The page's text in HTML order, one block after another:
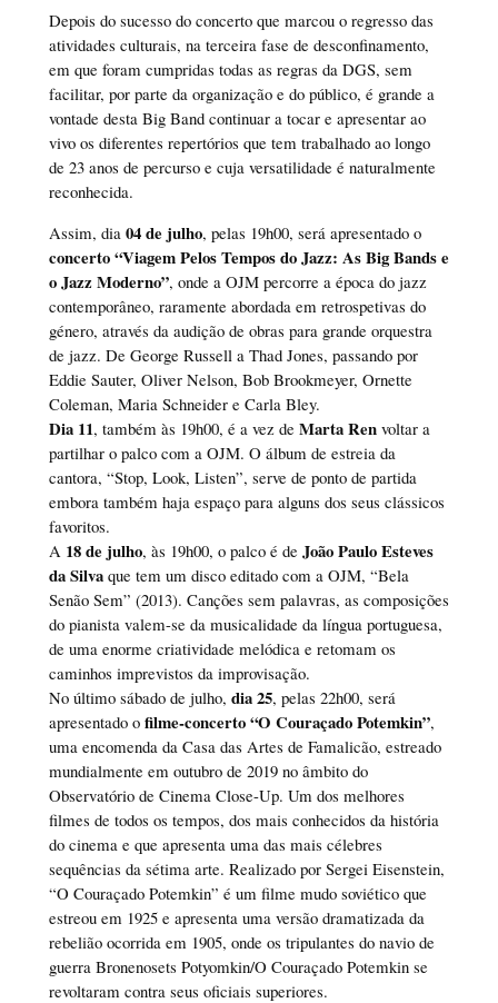
Depois do sucesso do concerto que marcou o regresso das
atividades culturais, na terceira fase de desconfinamento,
em que foram cumpridas todas as regras da DGS, sem
facilitar, por parte da organização e do público, é grande a
vontade desta Big Band continuar a tocar e apresentar ao
vivo os diferentes repertórios que tem trabalhado ao longo
de 23 anos de percurso e cuja versatilidade é naturalmente
reconhecida.
Assim, dia 04 de julho, pelas 19h00, será apresentado o
concerto “Viagem Pelos Tempos do Jazz: As Big Bands e
o Jazz Moderno”, onde a OJM percorre a época do jazz
contemporâneo, raramente abordada em retrospetivas do
género, através da audição de obras para grande orquestra
de jazz. De George Russell a Thad Jones, passando por
Eddie Sauter, Oliver Nelson, Bob Brookmeyer, Ornette
Coleman, Maria Schneider e Carla Bley.
Dia 11, também às 19h00, é a vez de Marta Renvoltar a
partilhar o palco com a OJM. O álbum de estreia da
cantora, “Stop, Look, Listen”, serve de ponto de partida
embora também haja espaço para alguns dos seus clássicos
favoritos.
A 18 de julho, às 19h00, o palco é de João Paulo Esteves
da Silvaque tem um disco editado com a OJM, “Bela
Senão Sem” (2013). Canções sem palavras, as composições
do pianista valem-se da musicalidade da língua portuguesa,
de uma enorme criatividade melódica e retomam os
caminhos imprevistos da improvisação.
No último sábado de julho, dia 25, pelas 22h00, será
apresentado o filme-concerto “O Couraçado Potemkin”,
uma encomenda da Casa das Artes de Famalicão, estreado
mundialmente em outubro de 2019 no âmbito do
Observatório de Cinema Close-Up. Um dos melhores
filmes de todos os tempos, dos mais conhecidos da história
do cinema e que apresenta uma das mais célebres
sequências da sétima arte. Realizado por Sergei Eisenstein,
“O Couraçado Potemkin” é um filme mudo soviético que
estreou em 1925 e apresenta uma versão dramatizada da
rebelião ocorrida em 1905, onde os tripulantes do navio de
guerra Bronenosets Potyomkin/O Couraçado Potemkin se
revoltaram contra seus oficiais superiores.